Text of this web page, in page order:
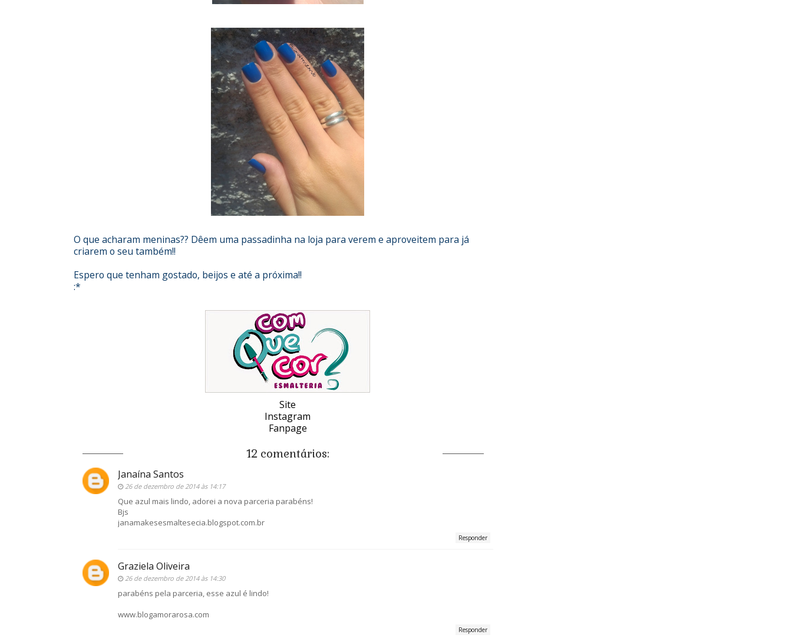
O que acharam meninas?? Dêem uma passadinha na loja para verem e aproveitem para já
criarem o seu também!!
Espero que tenham gostado, beijos e até a próxima!!
:*
Site
Instagram
Fanpage
12 comentários:
Janaína Santos
26 de dezembro de 2014 às 14:17
Que azul mais lindo, adorei a nova parceria parabéns!
Bjs
janamakesesmaltesecia.blogspot.com.br
Responder
Graziela Oliveira
26 de dezembro de 2014 às 14:30
parabéns pela parceria, esse azul é lindo!
www.blogamorarosa.com
Responder